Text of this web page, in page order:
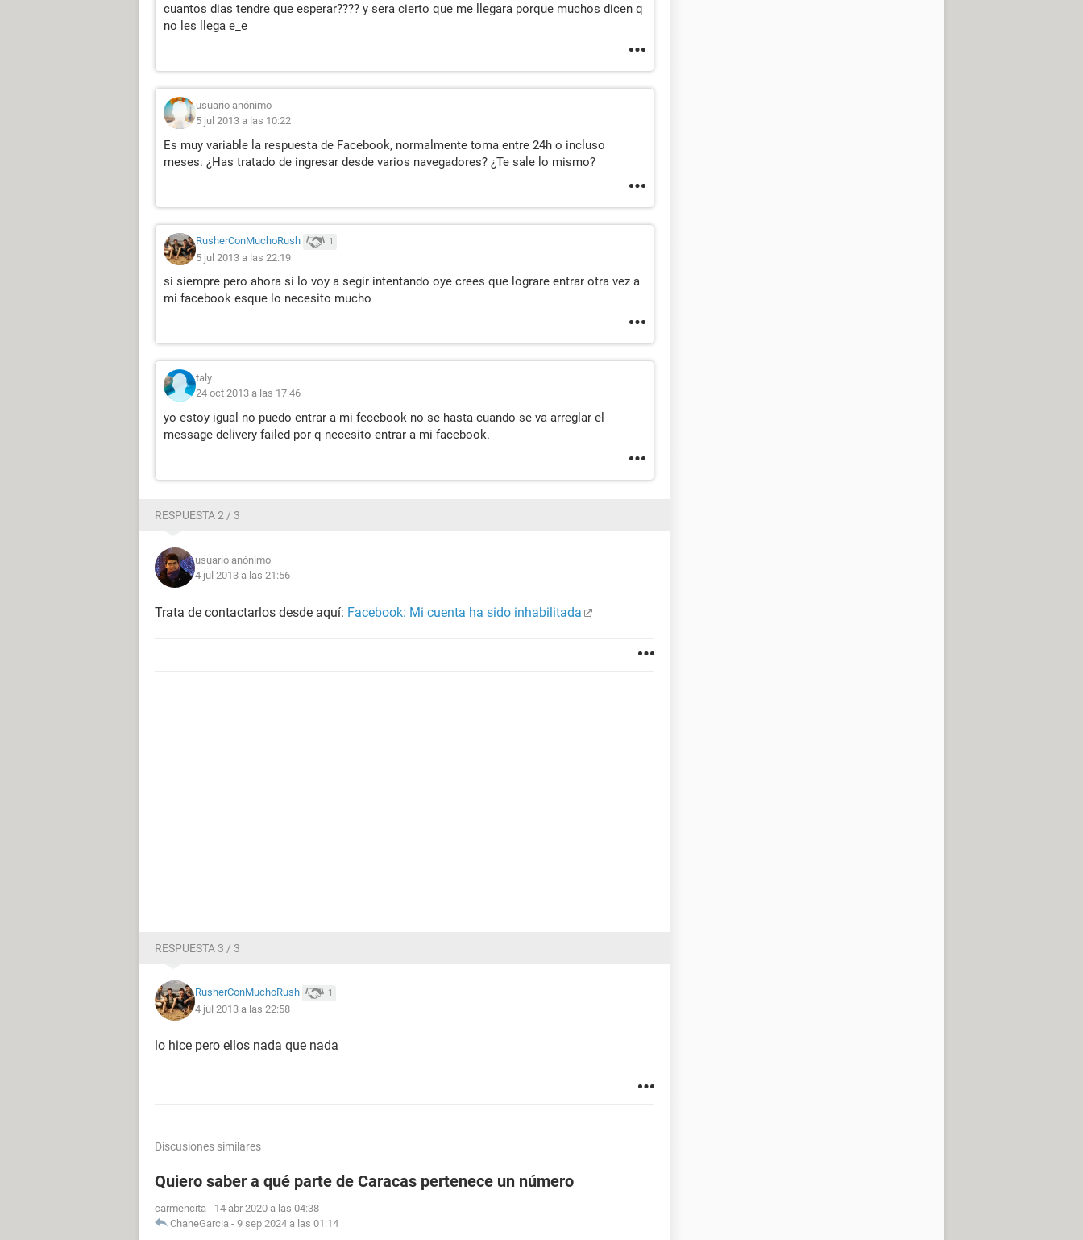
cuantos dias tendre que esperar???? y sera cierto que me llegara porque muchos dicen q
no les llega e_e
usuario anónimo
5 jul 2013 a las 10:22
Es muy variable la respuesta de Facebook, normalmente toma entre 24h o incluso
meses. ¿Has tratado de ingresar desde varios navegadores? ¿Te sale lo mismo?
RusherConMuchoRush 1
5 jul 2013 a las 22:19
si siempre pero ahora si lo voy a segir intentando oye crees que lograre entrar otra vez a
mi facebook esque lo necesito mucho
taly
24 oct 2013 a las 17:46
yo estoy igual no puedo entrar a mi fecebook no se hasta cuando se va arreglar el
message delivery failed por q necesito entrar a mi facebook.
RESPUESTA 2 / 3
usuario anónimo
4 jul 2013 a las 21:56
Trata de contactarlos desde aquí: Facebook: Mi cuenta ha sido inhabilitada
RESPUESTA 3 / 3
RusherConMuchoRush 1
4 jul 2013 a las 22:58
lo hice pero ellos nada que nada
Discusiones similares
Quiero saber a qué parte de Caracas pertenece un número
carmencita - 14 abr 2020 a las 04:38
ChaneGarcia - 9 sep 2024 a las 01:14